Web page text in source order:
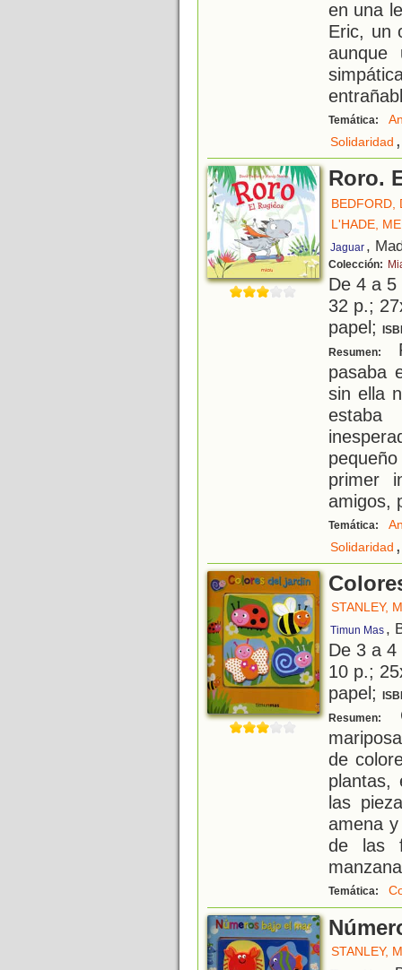
en una
Eric, un
Temática:
Solidaridad ,
Roro.
BEDFORD,
L'HADE,
Jaguar ,
Colección:
De 4 a
32 p.;
papel;
Resumen:
pasaba
sin ella
primer
amigos,
Temática:
Solidaridad ,
STANLEY,
Timun Mas ,
De 3 a
10 p.;
papel;
Resumen:
de
plantas,
las
amena
de las
manzana
Temática:
STANLEY,